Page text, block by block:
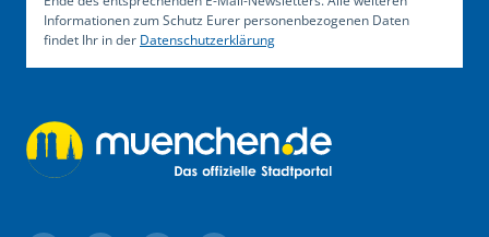
Informationen zum Schutz Eurer personenbezogenen Daten
findet Ihr in der Datenschutzerklärung